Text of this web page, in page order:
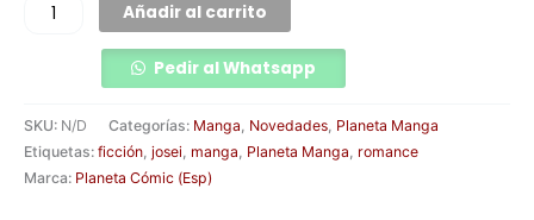
Añadir al carrito
Pedir al Whatsapp
SKU: N/D Categorías: Manga Novedades Planeta Manga
Etiquetas: ficción josei manga Planeta Manga romance
Marca: Planeta Cómic (Esp)